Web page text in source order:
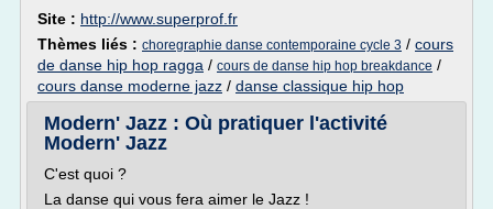
Site : http://www.superprof.fr
Thèmes liés : choregraphie danse contemporaine cycle 3 / cours
de danse hip hop ragga / cours de danse hip hop breakdance /
cours danse moderne jazz / danse classique hip hop
Modern' Jazz : Où pratiquer l'activité
Modern' Jazz
C'est quoi ?
La danse qui vous fera aimer le Jazz !